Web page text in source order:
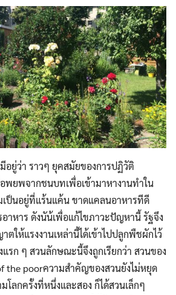
Search
อยู่ว่า ราวๆ ยุคสมัยของการปฏิวัติ
พยพจากชนบทเพื่อเข้ามาหางานทำใน
เป็นอยู่ที่แร้นแค้น ขาดแคลนอาหารทีดี
อาหาร ดังนัน้เพื่อแก้ไขภาวะปัญหานี้ รัฐจึง
ให้แรงงานเหล่านี้ได้เข้าไปปลูกพืชผักไว้
แรก ๆ สวนลักษณะนี้จึงถูกเรียกว่า สวนของ
the poorความสำคัญของสวนยังไม่หยุด
โลกครั้งที่หนึ่งและสอง ก็ได้สวนเล็กๆ